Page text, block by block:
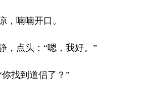
，喃喃开口。
，点头：“嗯，我好。”
找到道侣了？”